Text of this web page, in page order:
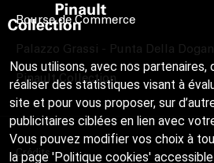
Bourse de Commerce
Palazzo Grassi - Punta Della
Pinault Collection
Crédits
Nous utilisons, avec nos
réaliser des statistiques visant à
site et pour vous proposer, sur
publicitaires ciblées en lien avec
Vous pouvez modifier vos choix à
la page 'Politique cookies'